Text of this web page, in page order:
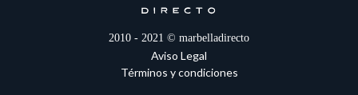
2010 - 2021 © marbelladirecto
Aviso Legal
Términos y condiciones